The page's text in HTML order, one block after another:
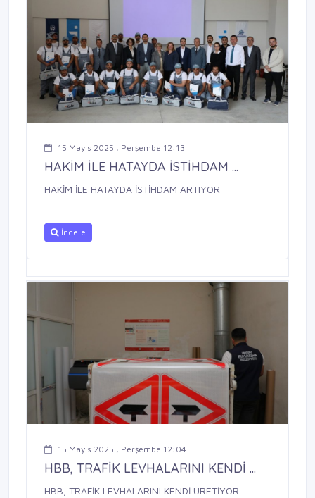
15 Mayıs 2025 , Perşembe 12:13
HAKİM İLE HATAYDA İSTİHDAM ...
HAKİM İLE HATAYDA İSTİHDAM ARTIYOR
İncele
15 Mayıs 2025 , Perşembe 12:04
HBB, TRAFİK LEVHALARINI KENDİ ...
HBB, TRAFİK LEVHALARINI KENDİ ÜRETİYOR